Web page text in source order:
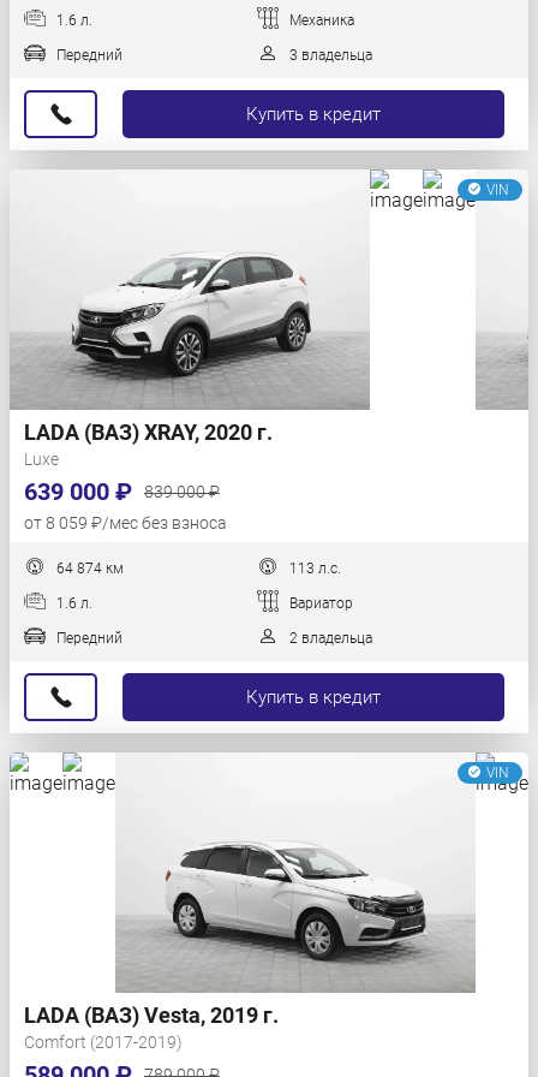
1.6 л. Механика
Передний 3 владельца
Купить в кредит
VIN
LADA (ВАЗ) XRAY, 2020 г.
Luxe
639 000 ₽
839 000 ₽
от 8 059 ₽/мес без взноса
64 874 км 113 л.с.
1.6 л. Вариатор
Передний 2 владельца
Купить в кредит
VIN
LADA (ВАЗ) Vesta, 2019 г.
Comfort (2017-2019)